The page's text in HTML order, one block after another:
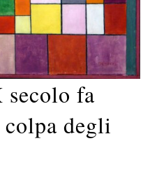
secolo fa
degli